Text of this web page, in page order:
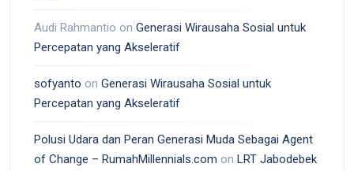
Audi Rahmantio on Generasi Wirausaha Sosial untuk
Percepatan yang Akseleratif
sofyanto on Generasi Wirausaha Sosial untuk
Percepatan yang Akseleratif
Polusi Udara dan Peran Generasi Muda Sebagai Agent
of Change – RumahMillennials.com on LRT Jabodebek